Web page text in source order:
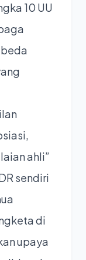
10 UU
ahli”
sendiri
di
upaya